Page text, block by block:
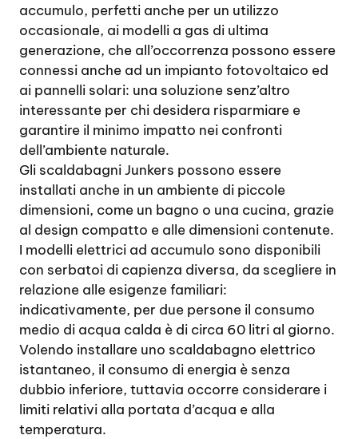
accumulo, perfetti anche per un utilizzo
occasionale, ai modelli a gas di ultima
generazione, che all’occorrenza possono essere
connessi anche ad un impianto fotovoltaico ed
ai pannelli solari: una soluzione senz’altro
interessante per chi desidera risparmiare e
garantire il minimo impatto nei confronti
dell’ambiente naturale.
Gli scaldabagni Junkers possono essere
installati anche in un ambiente di piccole
dimensioni, come un bagno o una cucina, grazie
al design compatto e alle dimensioni contenute.
I modelli elettrici ad accumulo sono disponibili
con serbatoi di capienza diversa, da scegliere in
relazione alle esigenze familiari:
indicativamente, per due persone il consumo
medio di acqua calda è di circa 60 litri al giorno.
Volendo installare uno scaldabagno elettrico
istantaneo, il consumo di energia è senza
dubbio inferiore, tuttavia occorre considerare i
limiti relativi alla portata d’acqua e alla
temperatura.